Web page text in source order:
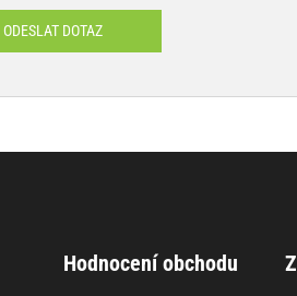
ODESLAT DOTAZ
Hodnocení obchodu